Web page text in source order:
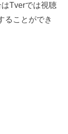
Tverでは視聴
ることができ